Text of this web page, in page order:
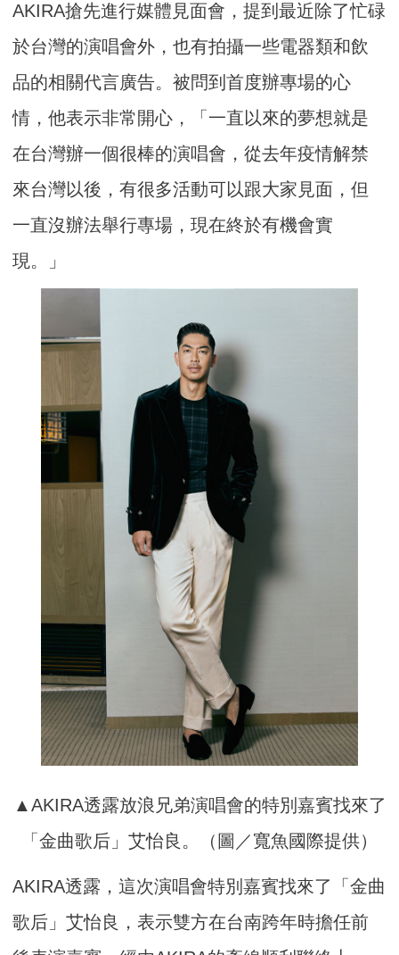
AKIRA搶先進行媒體見面會，提到最近除了忙碌
於台灣的演唱會外，也有拍攝一些電器類和飲
品的相關代言廣告。被問到首度辦專場的心
情，他表示非常開心，「一直以來的夢想就是
在台灣辦一個很棒的演唱會，從去年疫情解禁
來台灣以後，有很多活動可以跟大家見面，但
一直沒辦法舉行專場，現在終於有機會實
現。」
▲AKIRA透露放浪兄弟演唱會的特別嘉賓找來了
「金曲歌后」艾怡良。（圖／寬魚國際提供）
AKIRA透露，這次演唱會特別嘉賓找來了「金曲
歌后」艾怡良，表示雙方在台南跨年時擔任前